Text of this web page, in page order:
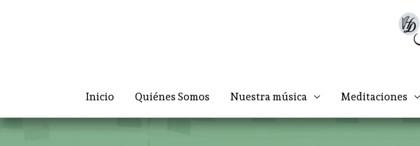
Inicio Quiénes Somos Nuestra música Meditaciones